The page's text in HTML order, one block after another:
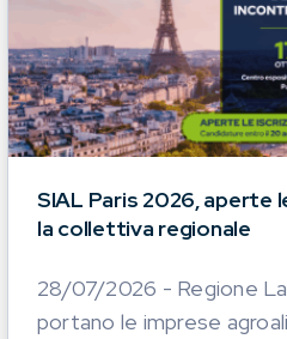
SIAL Paris 2026, aperte
la collettiva regionale
28/07/2026 - Regione
portano le imprese